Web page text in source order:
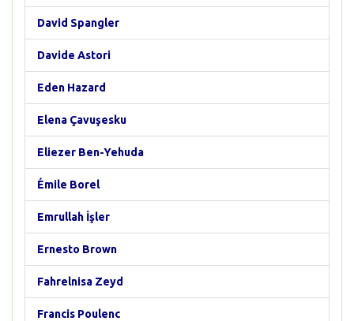
David Spangler
Davide Astori
Eden Hazard
Elena Çavuşesku
Eliezer Ben-Yehuda
Émile Borel
Emrullah İşler
Ernesto Brown
Fahrelnisa Zeyd
Francis Poulenc